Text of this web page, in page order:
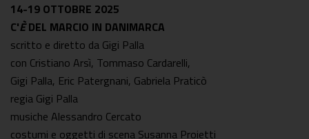
14-19 OTTOBRE 2025
C'ÈDEL MARCIO IN DANIMARCA
scritto e diretto da Gigi Palla
con Cristiano Arsì, Tommaso Cardarelli,
Gigi Palla, Eric Patergnani, Gabriela Praticò
regia Gigi Palla
musiche Alessandro Cercato
costumi e oggetti di scena Susanna Proietti